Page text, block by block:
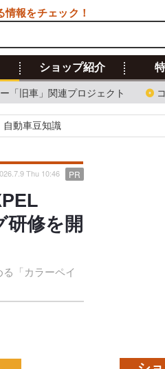
「旧車」関連プロジェクト
ショップ紹介
自動車豆知識
修を開
「カラーペイ
Thu 10:46 PR
情報をチェック！